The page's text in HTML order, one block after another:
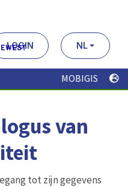
LOGIN NL
MOBIGIS
van
tot zijn gegevens